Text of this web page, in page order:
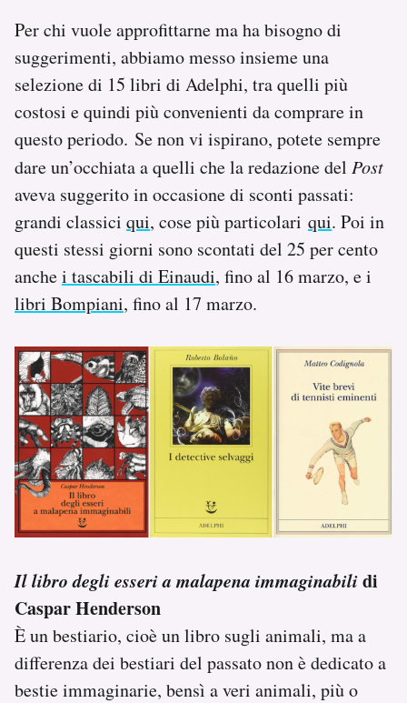
Per chi vuole approfittarne ma ha bisogno di
suggerimenti, abbiamo messo insieme una
selezione di 15 libri di Adelphi, tra quelli più
costosi e quindi più convenienti da comprare in
questo periodo. Se non vi ispirano, potete sempre
dare un’occhiata a quelli che la redazione del Post
aveva suggerito in occasione di sconti passati:
grandi classici qui, cose più particolari qui. Poi in
questi stessi giorni sono scontati del 25 per cento
anchei tascabili di Einaudi, fino al 16 marzo, e i
libri Bompiani, fino al 17 marzo.
Il libro degli esseri a malapena immaginabilidi
Caspar Henderson
È un bestiario, cioè un libro sugli animali, ma a
differenza dei bestiari del passato non è dedicato a
bestie immaginarie, bensì a veri animali, più o